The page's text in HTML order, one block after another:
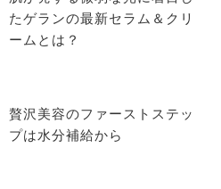
たゲランの最新セラム＆クリ
ームとは？
贅沢美容のファーストステッ
プは水分補給から